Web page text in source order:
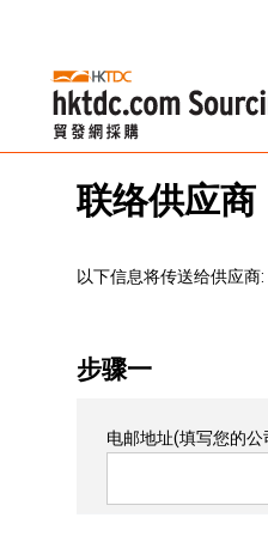
联络供应商
以下信息将传送给供应商:
步骤一
电邮地址(填写您的公